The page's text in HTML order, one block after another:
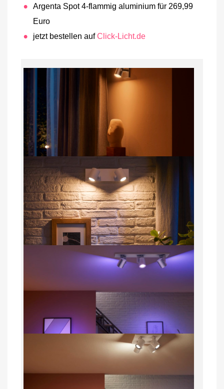
Argenta Spot 4-flammig aluminium für 269,99
Euro
jetzt bestellen aufClick-Licht.de